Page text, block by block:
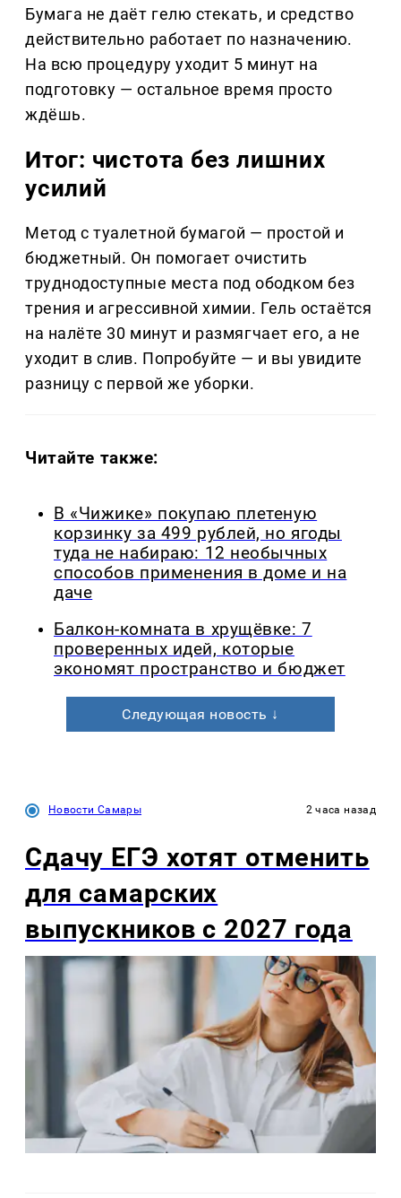
Бумага не даёт гелю стекать, и средство
действительно работает по назначению.
На всю процедуру уходит 5 минут на
подготовку — остальное время просто
ждёшь.
Итог: чистота без лишних
усилий
Метод с туалетной бумагой — простой и
бюджетный. Он помогает очистить
труднодоступные места под ободком без
трения и агрессивной химии. Гель остаётся
на налёте 30 минут и размягчает его, а не
уходит в слив. Попробуйте — и вы увидите
разницу с первой же уборки.
Читайте также:
В «Чижике» покупаю плетеную
корзинку за 499 рублей, но ягоды
туда не набираю: 12 необычных
способов применения в доме и на
даче
Балкон-комната в хрущёвке: 7
проверенных идей, которые
экономят пространство и бюджет
Следующая новость ↓
Новости Самары 2 часа назад
Сдачу ЕГЭ хотят отменить
для самарских
выпускников с 2027 года